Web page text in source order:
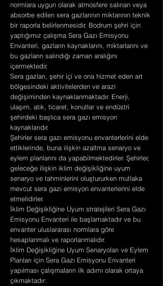
normlara uygun olarak atmosfere salınan veya
absorbe edilen sera gazlarının miktarının teknik
bir raporla belirlenmesidir. Bodrum şehri için
yaptığımız çalışma Sera Gazı Emisyonu
Envanteri, gazların kaynaklarını, miktarlarını ve
bu gazların salındığı zaman aralığını
içermektedir.
Sera gazları, şehir içi ve ona hizmet eden art
bölgesindeki aktivitelerden ve arazi
değişiminden kaynaklanmaktadır. Enerji,
ulaşım, atık, ticaret, konutlar ve endüstri
şehirdeki başlıca sera gazı emisyon
kaynaklarıdır.
Şehirler sera gazı emisyonu envanterlerini elde
ettiklerinde, buna ilişkin azaltma senaryo ve
eylem planlarını da yapabilmektedirler. Şehirler,
geleceğe ilişkin iklim değişikliğine uyum
senaryo ve tahminlerini oluştururken mutlaka
mevcut sera gazı emisyon envanterlerini elde
etmelidirler.
İklim Değişikliğine Uyum stratejileri Sera Gazı
Emisyonu Envanteri ile başlamaktadır ve bu
envanter uluslararası normlara göre
hesaplanmalı ve raporlanmalıdır.
İklim Değişikliğine Uyum Senaryoları ve Eylem
Planları için Sera Gazı Emisyonu Envanteri
yapılması çalışmaların ilk adımı olarak ortaya
çıkmaktadır: